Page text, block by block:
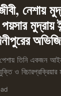
নেশায়
মুদ্রায়
তিনি একজন
ও